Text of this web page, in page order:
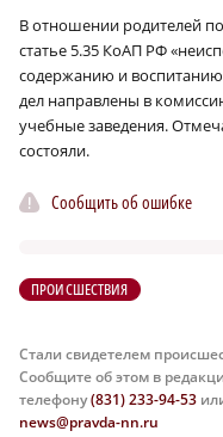
В отношении родителей
статье 5.35 КоАП РФ
содержанию и
дел направлены в
учебные заведения.
состояли.
Сообщить об ошибке
ПРОИСШЕСТВИЯ
Стали свидетелем
Сообщите об этом в
телефону(831) 233-94-53
news@pravda-nn.ru